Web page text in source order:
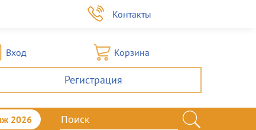
Контакты
Вход Корзина
Регистрация
2026